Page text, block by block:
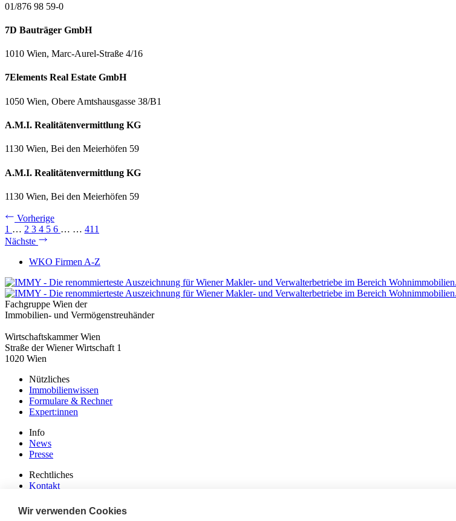
01/876 98 59-0
7D Bauträger GmbH
1010 Wien, Marc-Aurel-Straße 4/16
7Elements Real Estate GmbH
1050 Wien, Obere Amtshausgasse 38/B1
A.M.I. Realitätenvermittlung KG
1130 Wien, Bei den Meierhöfen 59
A.M.I. Realitätenvermittlung KG
1130 Wien, Bei den Meierhöfen 59
Vorherige
1 … 2 3 4 5 6 … … 411
Nächste
WKO Firmen A-Z
Fachgruppe Wien der
Immobilien- und Vermögenstreuhänder
Wirtschaftskammer Wien
Straße der Wiener Wirtschaft 1
1020 Wien
Nützliches
Immobilienwissen
Formulare & Rechner
Expert:innen
Info
News
Presse
Rechtliches
Kontakt
Datenschutz
Wir verwenden Cookies